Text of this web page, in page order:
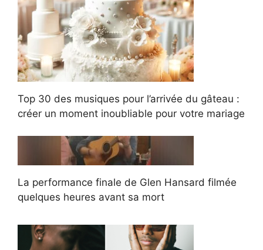
Top 30 des musiques pour l’arrivée du gâteau :
créer un moment inoubliable pour votre mariage
La performance finale de Glen Hansard filmée
quelques heures avant sa mort